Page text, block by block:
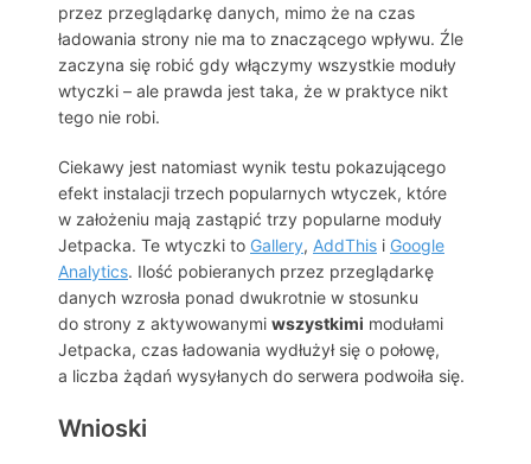
przez przeglądarkę danych, mimo że na czas
ładowania strony nie ma to znaczącego wpływu. Źle
zaczyna się robić gdy włączymy wszystkie moduły
wtyczki – ale prawda jest taka, że w praktyce nikt
tego nie robi.
Ciekawy jest natomiast wynik testu pokazującego
efekt instalacji trzech popularnych wtyczek, które
w założeniu mają zastąpić trzy popularne moduły
Jetpacka. Te wtyczki to Gallery, AddThis i Google
Analytics. Ilość pobieranych przez przeglądarkę
danych wzrosła ponad dwukrotnie w stosunku
do strony z aktywowanymi wszystkimi modułami
Jetpacka, czas ładowania wydłużył się o połowę,
a liczba żądań wysyłanych do serwera podwoiła się.
Wnioski